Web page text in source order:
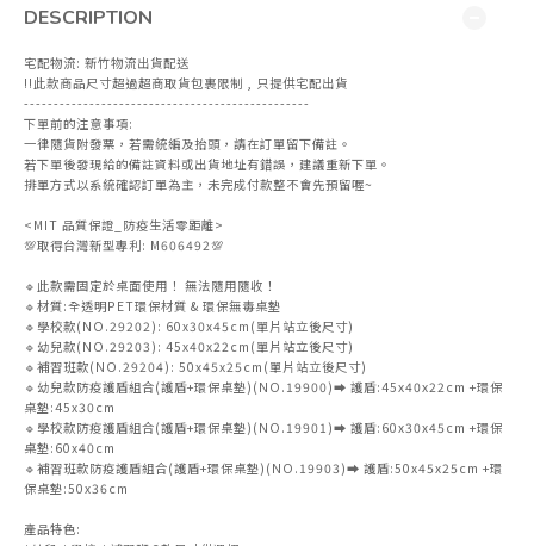
DESCRIPTION
宅配物流: 新竹物流出貨配送
!!此款商品尺寸超過超商取貨包裹限制 , 只提供宅配出貨
------------------------------------------------
下單前的注意事項:
一律隨貨附發票，若需統編及抬頭，請在訂單留下備註。
若下單後發現給的備註資料或出貨地址有錯誤，建議重新下單。
排單方式以系統確認訂單為主，未完成付款整不會先預留喔~
<MIT 品質保證_防疫生活零距離>
💯取得台灣新型專利: M606492💯
🔹此款需固定於桌面使用！ 無法隨用隨收！
🔹材質:全透明PET環保材質 & 環保無毒桌墊
🔹學校款(NO.29202): 60x30x45cm(單片站立後尺寸)
🔹幼兒款(NO.29203): 45x40x22cm(單片站立後尺寸)
🔹補習班款(NO.29204): 50x45x25cm(單片站立後尺寸)
🔹幼兒款防疫護盾組合(護盾+環保桌墊)(NO.19900)➡ 護盾:45x40x22cm +環保
桌墊:45x30cm
🔹學校款防疫護盾組合(護盾+環保桌墊)(NO.19901)➡ 護盾:60x30x45cm +環保
桌墊:60x40cm
🔹補習班款防疫護盾組合(護盾+環保桌墊)(NO.19903)➡ 護盾:50x45x25cm +環
保桌墊:50x36cm
產品特色: